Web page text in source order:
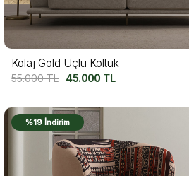
Kolaj Gold Üçlü Koltuk
55.000TL 45.000 TL
%19 İndirim